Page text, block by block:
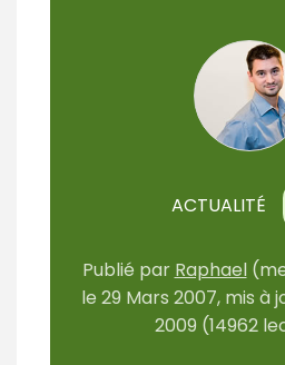
ACTUALITÉ
Publié par Raphael
le 29 Mars 2007, mis à
2009 (14962